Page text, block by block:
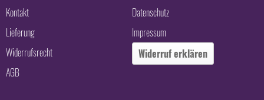
Kontakt
Lieferung
Widerrufsrecht
AGB
Datenschutz
Impressum
Widerruf erklären